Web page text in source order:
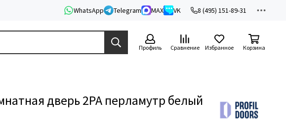
WhatsApp Telegram MAX VK 8 (495) 151-89-31
Профиль Сравнение Избранное Корзина
дверь 2PA перламутр белый